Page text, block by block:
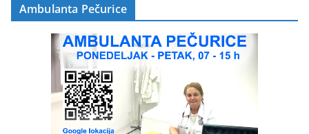
Ambulanta Pečurice